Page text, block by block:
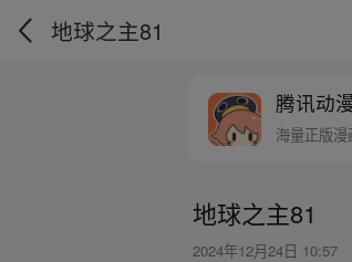
地球之主81
腾讯动
海量正版漫
地球之主81
2024年12月24日 10:57